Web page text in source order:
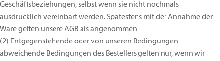
Geschäftsbeziehungen, selbst wenn sie nicht nochmals
ausdrücklich vereinbart werden. Spätestens mit der Annahme der
Ware gelten unsere AGB als angenommen.
(2) Entgegenstehende oder von unseren Bedingungen
abweichende Bedingungen des Bestellers gelten nur, wenn wir